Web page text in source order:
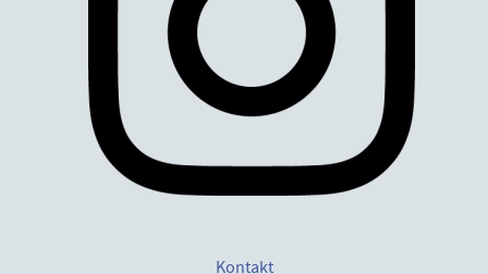
Kontakt